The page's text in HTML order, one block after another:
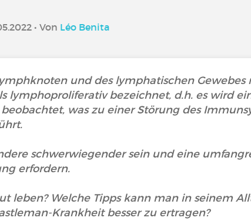
• Von Léo Benita
und des lymphatischen Gewebes
lymphoproliferativ bezeichnet, d.h. es wird
was zu einer Störung des
schwerwiegender sein und eine
erfordern.
leben? Welche Tipps kann man in seinem
Krankheit besser zu ertragen?